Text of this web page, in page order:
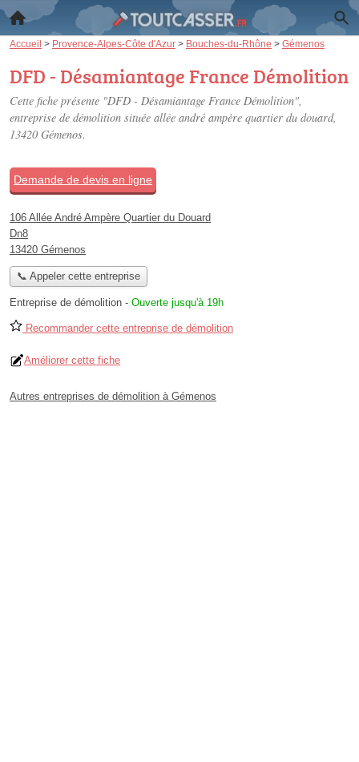
Accueil > Provence-Alpes-Côte d'Azur > Bouches-du-Rhône > Gémenos
DFD - Désamiantage France Démolition
Cette fiche présente "DFD - Désamiantage France Démolition",
entreprise de démolition située allée andré ampère quartier du douard,
13420 Gémenos.
Demande de devis en ligne
106 Allée André Ampère Quartier du Douard
Dn8
13420 Gémenos
📞 Appeler cette entreprise
Entreprise de démolition - Ouverte jusqu'à 19h
Recommander cette entreprise de démolition
Améliorer cette fiche
Autres entreprises de démolition à Gémenos